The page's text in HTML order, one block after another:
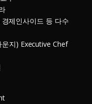
제인사이드 등 다수
지) Executive Chef